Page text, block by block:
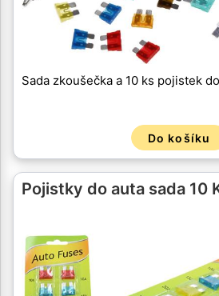
Sada zkoušečka a 10 ks pojistek
Do košíku
Pojistky do auta sada 10